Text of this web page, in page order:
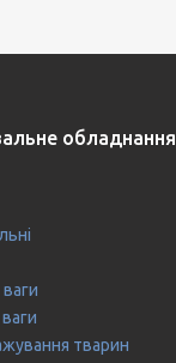
обладнання
тварин